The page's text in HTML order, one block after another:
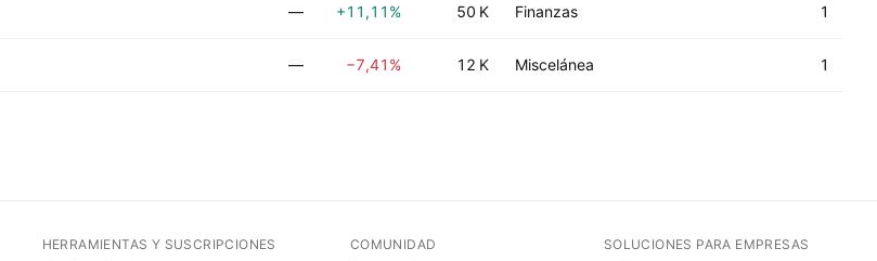
— +11,11% 50 K Finanzas 1
— −7,41% 12 K Miscelánea 1
HERRAMIENTAS Y SUSCRIPCIONES COMUNIDAD SOLUCIONES PARA EMPRESAS